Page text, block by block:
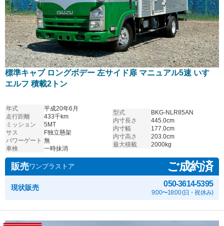
標準キャブ ロングボデー 左サイド扉 マニュアル5速 いすゞ
エルフ 積載2トン
年式
平成20年6月
走行距離
433千km
ミッション
5MT
サス
F独立懸架
パワーゲート 無
車検
一時抹消
型式
BKG-NLR85AN
内寸長さ
445.0cm
内寸幅
177.0cm
内寸高さ
203.0cm
最大積載
2000kg
販売ワンプラストア ご成約済
現状販売 050-3614-5395
9:00〜18:00 (日・祝休み)